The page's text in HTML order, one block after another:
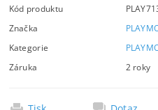
Kód produktu
Značka
Kategorie
Záruka
2 roky